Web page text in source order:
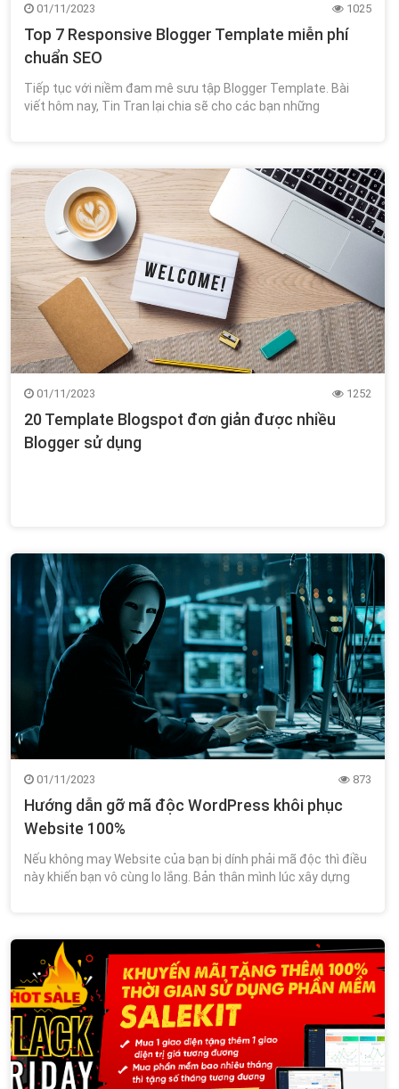
01/11/2023 1025
Top 7 Responsive Blogger Template miễn phí
chuẩn SEO
Tiếp tục với niềm đam mê sưu tập Blogger Template. Bài
viết hôm nay, Tin Tran lại chia sẽ cho các bạn những
01/11/2023 1252
20 Template Blogspot đơn giản được nhiều
Blogger sử dụng
01/11/2023 873
Hướng dẫn gỡ mã độc WordPress khôi phục
Website 100%
Nếu không may Website của bạn bị dính phải mã độc thì điều
này khiến bạn vô cùng lo lắng. Bản thân mình lúc xây dựng